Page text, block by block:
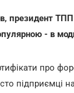
президент ТПП
- в
про
підприємці